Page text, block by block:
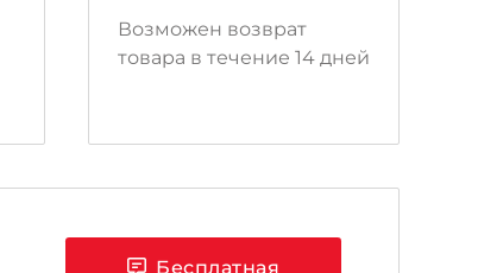
Возможен возврат
товара в течение 14 дней
Бесплатная